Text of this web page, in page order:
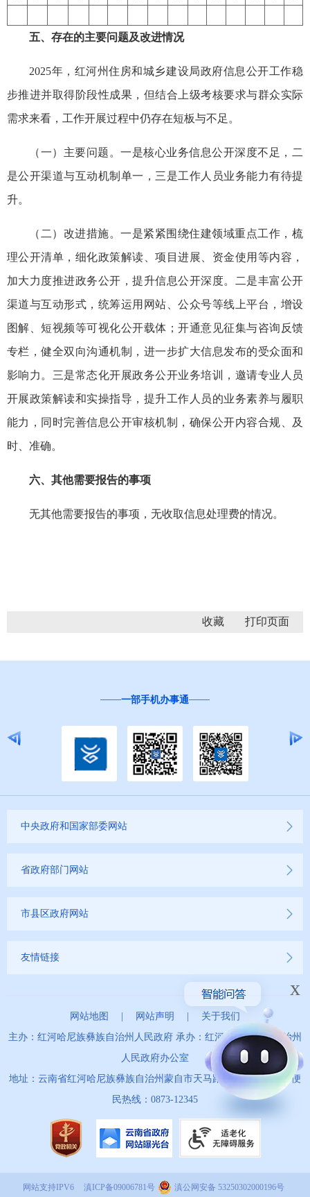
五、存在的主要问题及改进情况
2025年，红河州住房和城乡建设局政府信息公开工作稳
步推进并取得阶段性成果，但结合上级考核要求与群众实际
需求来看，工作开展过程中仍存在短板与不足。
（一）主要问题。一是核心业务信息公开深度不足，二
是公开渠道与互动机制单一，三是工作人员业务能力有待提
升。
（二）改进措施。一是紧紧围绕住建领域重点工作，梳
理公开清单，细化政策解读、项目进展、资金使用等内容，
加大力度推进政务公开，提升信息公开深度。二是丰富公开
渠道与互动形式，统筹运用网站、公众号等线上平台，增设
图解、短视频等可视化公开载体；开通意见征集与咨询反馈
专栏，健全双向沟通机制，进一步扩大信息发布的受众面和
影响力。三是常态化开展政务公开业务培训，邀请专业人员
开展政策解读和实操指导，提升工作人员的业务素养与履职
能力，同时完善信息公开审核机制，确保公开内容合规、及
时、准确。
六、其他需要报告的事项
无其他需要报告的事项，无收取信息处理费的情况。
收藏
“互联网+督查”
中央政府和国家部委网站
省政府部门网站
市县区政府网站
友情链接
网站地图 网站声明
关于我们
主办：红河哈尼族彝族自治州人民政府 承办：红河哈尼族彝族自治州
人民政府办公室
地址：云南省红河哈尼族彝族自治州蒙自市天马路67号 政务服务便
民热线：0873-12345
x
网站支持IPV6 滇ICP备09006781号 滇公网安备 53250302000196号